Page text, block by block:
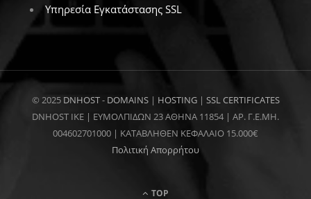
Υπηρεσία Εγκατάστασης SSL
© 2025 DNHOST- DOMAINS| HOSTING| SSL CERTIFICATES
DNHOST IKE | ΕΥΜΟΛΠΙΔΩΝ 23 ΑΘΗΝΑ 11854 | AP. Γ.Ε.ΜΗ.
004602701000 | ΚΑΤΑΒΛΗΘΕΝ ΚΕΦΑΛΑΙΟ 15.000€
Πολιτική Απορρήτου
TOP